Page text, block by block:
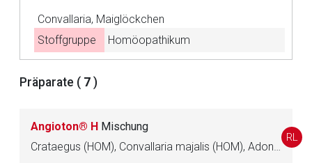
Convallaria, Maiglöckchen
Stoffgruppe
Homöopathikum
Präparate ( 7 )
Angioton® H Mischung
Crataegus (HOM), Convallaria majalis (HOM), Adonis vernalis (HOM), Selenicereus grandiflorus (HOM), Lobelia inflata (HOM), Aether sulfuricus (HOM)
RL
Aufruf einer externen Seite
Seite. Für die Inhalte der externen Web-Seite ist deren
Betreiber verantwortlich. Ebenso gelten dort ggf. andere
Datenschutzbestimmungen.